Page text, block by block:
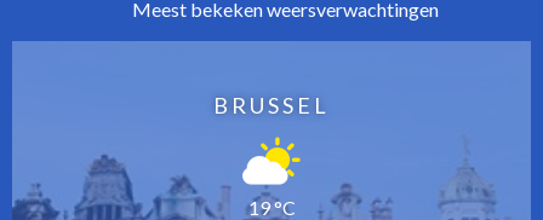
Meest bekeken weersverwachtingen
BRUSSEL
19 °C